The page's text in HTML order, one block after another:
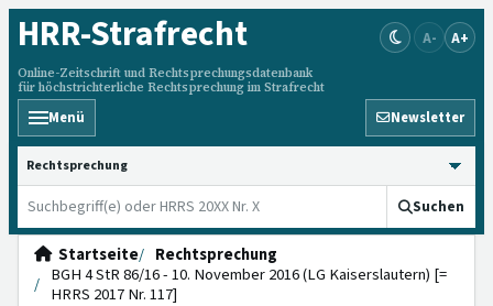
HRR-Strafrecht
Online-Zeitschrift und Rechtsprechungsdatenbank
für höchstrichterliche Rechtsprechung im Strafrecht
A- A+
Menü Newsletter
HRRS durchsuchen
Suchen
Startseite
Rechtsprechung
BGH 4 StR 86/16 - 10. November 2016 (LG Kaiserslautern) [=
HRRS 2017 Nr. 117]